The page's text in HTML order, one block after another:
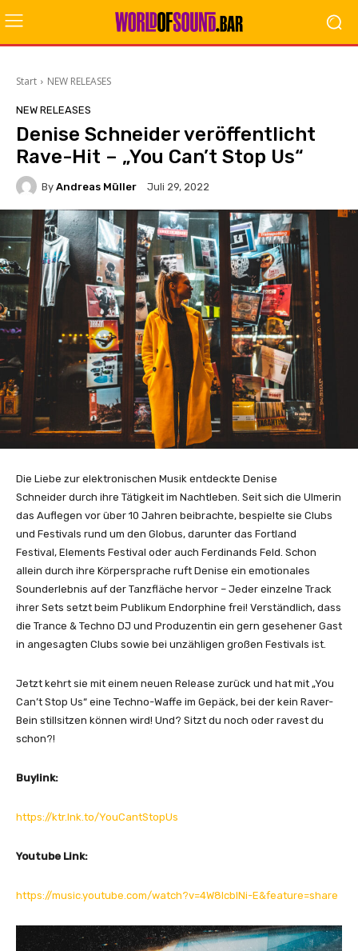
Start NEW RELEASES
NEW RELEASES
Denise Schneider veröffentlicht
Rave-Hit – „You Can’t Stop Us“
By Andreas Müller Juli 29, 2022
Die Liebe zur elektronischen Musik entdeckte Denise
Schneider durch ihre Tätigkeit im Nachtleben. Seit sich die Ulmerin
das Auflegen vor über 10 Jahren beibrachte, bespielte sie Clubs
und Festivals rund um den Globus, darunter das Fortland
Festival, Elements Festival oder auch Ferdinands Feld. Schon
allein durch ihre Körpersprache ruft Denise ein emotionales
Sounderlebnis auf der Tanzfläche hervor – Jeder einzelne Track
ihrer Sets setzt beim Publikum Endorphine frei! Verständlich, dass
die Trance & Techno DJ und Produzentin ein gern gesehener Gast
in angesagten Clubs sowie bei unzähligen großen Festivals ist.
Jetzt kehrt sie mit einem neuen Release zurück und hat mit „You
Can’t Stop Us“ eine Techno-Waffe im Gepäck, bei der kein Raver-
Bein stillsitzen können wird! Und? Sitzt du noch oder ravest du
schon?!
Buylink:
https://ktr.lnk.to/YouCantStopUs
Youtube Link:
https://music.youtube.com/watch?v=4W8IcblNi-E&feature=share